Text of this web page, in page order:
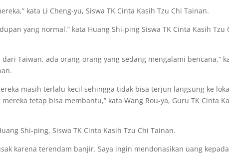
kata Li Cheng-yu, Siswa TK Cinta Kasih Tzu Chi Tainan.
yang normal,” kata Huang Shi-ping Siswa TK Cinta Kasih Tzu
Taiwan, ada orang-orang yang sedang mengalami bencana,”
masih terlalu kecil sehingga tidak bisa terjun langsung ke
tetap bisa membantu,” kata Wang Rou-ya, Guru TK Cinta
Shi-ping, Siswa TK Cinta Kasih Tzu Chi Tainan.
karena terendam banjir. Saya ingin mendonasikan uang kepada